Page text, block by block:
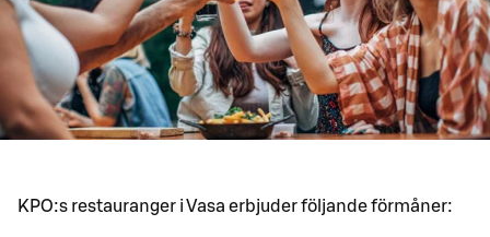
KPO:s restauranger i Vasa erbjuder följande förmåner: